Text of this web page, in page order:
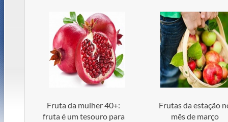
Fruta da mulher 40+:
fruta é um tesouro para
Frutas da estação
mês de março